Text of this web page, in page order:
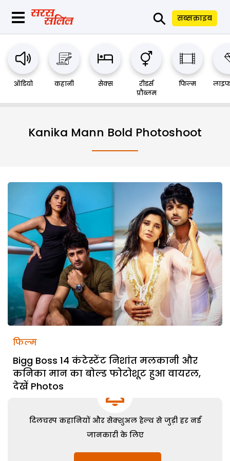
⚲ सब्सक्राइब
ऑडियो कहानी सेक्स
रीडर्स
प्रौब्लम
फिल्म
Kanika Mann Bold Photoshoot
फिल्म
Bigg Boss 14 कंटेस्टेंट निशांत मलकानी और
कनिका मान का बोल्ड फोटोशूट हुआ वायरल,
देखें Photos
दिलचस्प कहानियों और सेक्शुअल हेल्थ से जुड़ी हर नई
जानकारी के लिए